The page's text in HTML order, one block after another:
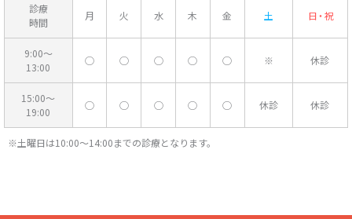
診療
時間
月 火 水 木 金 土 日・祝
9:00～
13:00
◯ ◯ ◯ ◯ ◯ ※ 休診
15:00～
19:00
◯ ◯ ◯ ◯ ◯ 休診 休診
※土曜日は10:00～14:00までの診療となります。